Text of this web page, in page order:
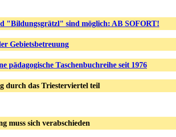
"Bildungsgrätzl" sind möglich: AB SOFORT!
Gebietsbetreuung
pädagogische Taschenbuchreihe seit 1976
durch das Triesterviertel teil
muss sich verabschieden